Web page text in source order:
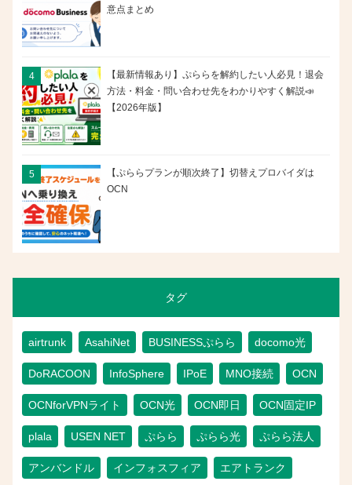
意点まとめ
【最新情報あり】ぷららを解約したい人必見！退会
方法・料金・問い合わせ先をわかりやすく解説📣
【2026年版】
【ぷららプランが順次終了】切替えプロバイダは
OCN
タグ
airtrunk AsahiNet BUSINESSぷらら docomo光
DoRACOON InfoSphere IPoE MNO接続 OCN
OCNforVPNライト OCN光 OCN即日 OCN固定IP
plala USEN NET ぷらら ぷらら光 ぷらら法人
アンバンドル インフォスフィア エアトランク